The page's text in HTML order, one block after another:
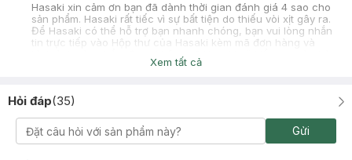
Hasaki xin cảm ơn bạn đã dành thời gian đánh giá 4 sao cho
sản phẩm. Hasaki rất tiếc vì sự bất tiện do thiếu vòi xịt gây ra.
Để Hasaki có thể hỗ trợ bạn nhanh chóng, bạn vui lòng nhắn
tin trực tiếp vào Hộp thư của Hasaki kèm mã đơn hàng và
hình ảnh sản phẩm được không ạ? Hasaki sẽ kiểm tra và phản
hồi bạn trong thời gian sớm nhất. Mong bạn thông cảm và cho
Xem tất cả
Hỏi đáp(35)
Gửi